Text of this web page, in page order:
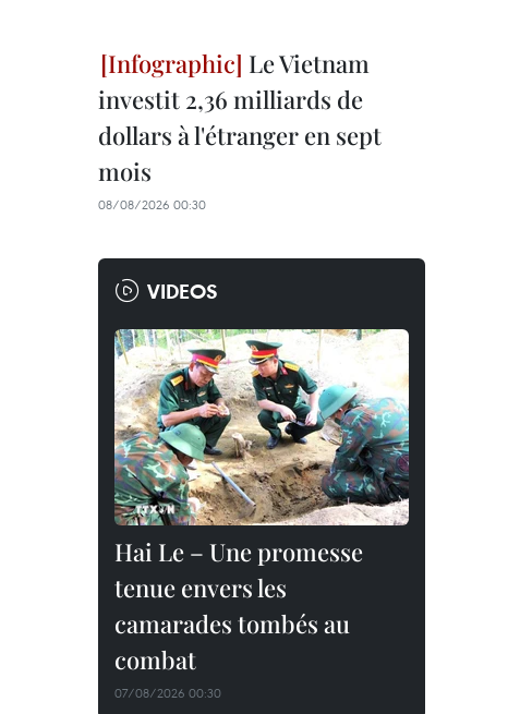
Le Vietnam
investit 2,36 milliards de
dollars à l'étranger en sept
mois
08/08/2026 00:30
VIDEOS
Hai Le – Une promesse
tenue envers les
camarades tombés au
combat
07/08/2026 00:30